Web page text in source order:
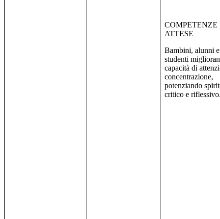
COMPETENZE
ATTESE
Bambini, alunni e
studenti
capacità di
concentrazione,
potenziando
critico e